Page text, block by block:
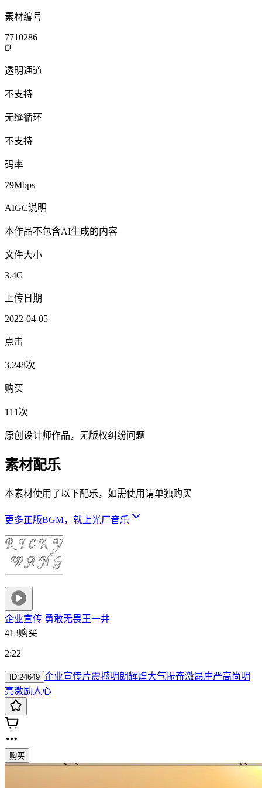
素材编号
7710286
透明通道
不支持
无缝循环
不支持
码率
79Mbps
AIGC说明
本作品不包含AI生成的内容
文件大小
3.4G
上传日期
2022-04-05
点击
3,248次
购买
111次
原创设计师作品，无版权纠纷问题
素材配乐
本素材使用了以下配乐，如需使用请单独购买
更多正版BGM，就上光厂音乐
企业宣传 勇敢无畏王一井
413购买
2:22
ID:24649 企业宣传片震撼明朗辉煌大气振奋激昂庄严高尚明
亮激励人心
购买